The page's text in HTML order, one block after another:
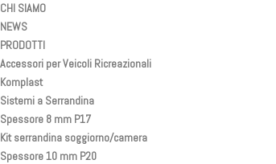
CHI SIAMO
NEWS
PRODOTTI
Accessori per Veicoli Ricreazionali
Komplast
Sistemi a Serrandina
Spessore 8 mm P17
Kit serrandina soggiorno/camera
Spessore 10 mm P20